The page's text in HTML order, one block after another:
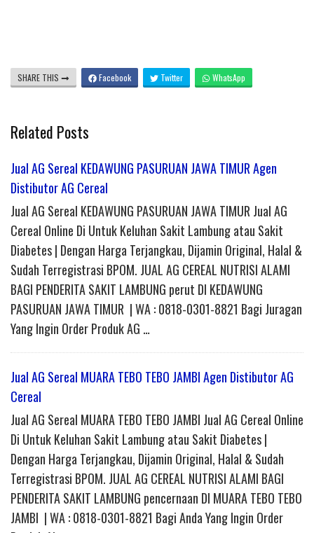
SHARE THIS Facebook Twitter WhatsApp
Related Posts
Jual AG Sereal KEDAWUNG PASURUAN JAWA TIMUR Agen
Distibutor AG Cereal
Jual AG Sereal KEDAWUNG PASURUAN JAWA TIMUR Jual AG
Cereal Online Di Untuk Keluhan Sakit Lambung atau Sakit
Diabetes | Dengan Harga Terjangkau, Dijamin Original, Halal &
Sudah Terregistrasi BPOM. JUAL AG CEREAL NUTRISI ALAMI
BAGI PENDERITA SAKIT LAMBUNG perut DI KEDAWUNG
PASURUAN JAWA TIMUR | WA : 0818-0301-8821 Bagi Juragan
Yang Ingin Order Produk AG …
Jual AG Sereal MUARA TEBO TEBO JAMBI Agen Distibutor AG
Cereal
Jual AG Sereal MUARA TEBO TEBO JAMBI Jual AG Cereal Online
Di Untuk Keluhan Sakit Lambung atau Sakit Diabetes |
Dengan Harga Terjangkau, Dijamin Original, Halal & Sudah
Terregistrasi BPOM. JUAL AG CEREAL NUTRISI ALAMI BAGI
PENDERITA SAKIT LAMBUNG pencernaan DI MUARA TEBO TEBO
JAMBI | WA : 0818-0301-8821 Bagi Anda Yang Ingin Order